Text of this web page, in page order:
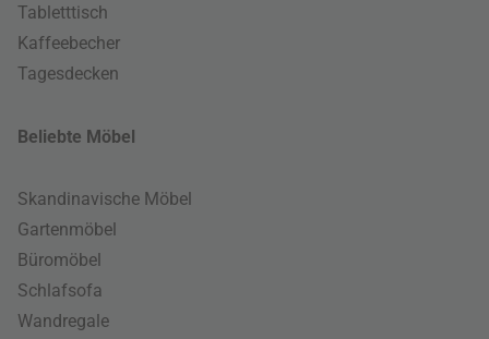
Tabletttisch
Kaffeebecher
Tagesdecken
Beliebte Möbel
Skandinavische Möbel
Gartenmöbel
Büromöbel
Schlafsofa
Wandregale